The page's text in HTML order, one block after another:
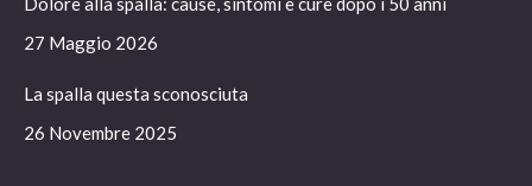
new
window
new
window
new
window
new
window
27 Maggio 2026
La spalla questa sconosciuta
26 Novembre 2025